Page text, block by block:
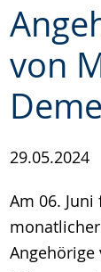
von
29.05.2024
Am 06.